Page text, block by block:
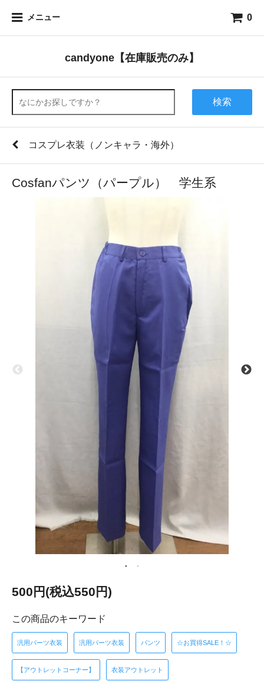
メニュー 0
candyone【在庫販売のみ】
検索
コスプレ衣装（ノンキャラ・海外）
Cosfanパンツ（パープル） 学生系
500円(税込550円)
この商品のキーワード
汎用パーツ衣装 汎用パーツ衣装 パンツ ☆お買得SALE！☆
【アウトレットコーナー】 衣装アウトレット